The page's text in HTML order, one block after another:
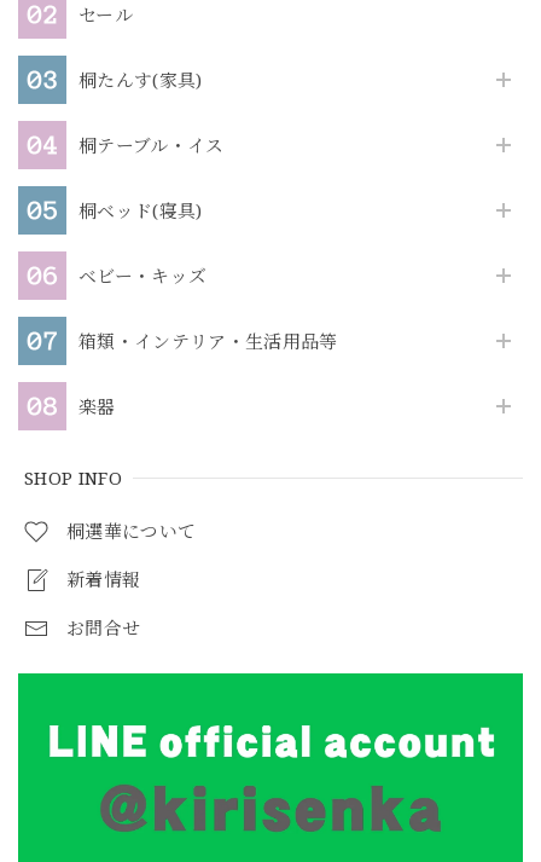
セール
桐たんす(家具)
桐テーブル・イス
桐ベッド(寝具)
ベビー・キッズ
箱類・インテリア・生活用品等
楽器
SHOP INFO
桐選華について
新着情報
お問合せ